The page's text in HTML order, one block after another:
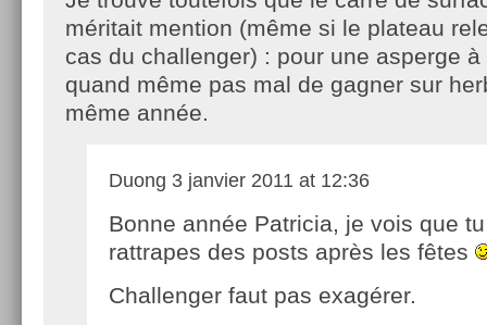
méritait mention (même si le plateau
cas du challenger) : pour une asperge à
quand même pas mal de gagner sur
même année.
Duong 3 janvier 2011 at 12:36
Bonne année Patricia, je vois que tu
rattrapes des posts après les fêtes
Challenger faut pas exagérer.